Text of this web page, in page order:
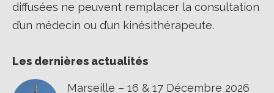
diffusées ne peuvent remplacer la consultation
d’un médecin ou d’un kinésithérapeute.
Les dernières actualités
Marseille – 16 & 17 Décembre 2026